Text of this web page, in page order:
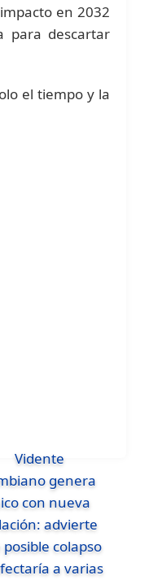
en 2032
para descartar
el tiempo y la